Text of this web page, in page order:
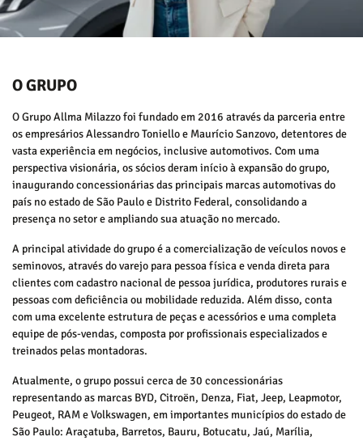
O GRUPO
O Grupo Allma Milazzo foi fundado em 2016 através da parceria entre
os empresários Alessandro Toniello e Maurício Sanzovo, detentores de
vasta experiência em negócios, inclusive automotivos. Com uma
perspectiva visionária, os sócios deram início à expansão do grupo,
inaugurando concessionárias das principais marcas automotivas do
país no estado de São Paulo e Distrito Federal, consolidando a
presença no setor e ampliando sua atuação no mercado.
A principal atividade do grupo é a comercialização de veículos novos e
seminovos, através do varejo para pessoa física e venda direta para
clientes com cadastro nacional de pessoa jurídica, produtores rurais e
pessoas com deficiência ou mobilidade reduzida. Além disso, conta
com uma excelente estrutura de peças e acessórios e uma completa
equipe de pós-vendas, composta por profissionais especializados e
treinados pelas montadoras.
Atualmente, o grupo possui cerca de 30 concessionárias
representando as marcas BYD, Citroën, Denza, Fiat, Jeep, Leapmotor,
Peugeot, RAM e Volkswagen, em importantes municípios do estado de
São Paulo: Araçatuba, Barretos, Bauru, Botucatu, Jaú, Marília,